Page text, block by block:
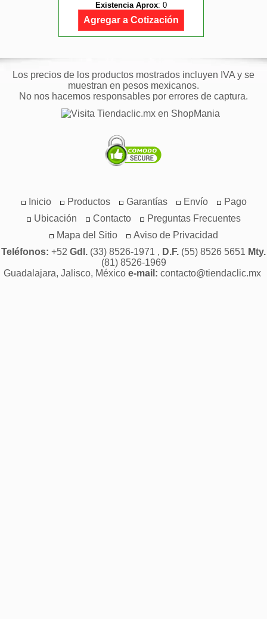
Existencia Aprox: 0
Agregar a Cotización
Los precios de los productos mostrados incluyen IVA y se
muestran en pesos mexicanos.
No nos hacemos responsables por errores de captura.
Inicio Productos Garantías Envío
Pago
Ubicación
Contacto
Preguntas Frecuentes
Mapa del Sitio
Aviso de Privacidad
Teléfonos: +52 Gdl. (33) 8526-1971 , D.F. (55) 8526 5651 Mty.
(81) 8526-1969
Guadalajara, Jalisco, México e-mail: contacto@tiendaclic.mx